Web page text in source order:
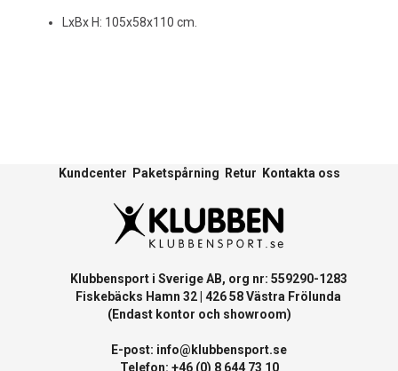
LxBx H: 105x58x110 cm.
Kundcenter Paketspårning Retur Kontakta oss
Klubbensport i Sverige AB, org nr: 559290-1283
Fiskebäcks Hamn 32 | 426 58 Västra Frölunda
(Endast kontor och showroom)
E-post: info@klubbensport.se
Telefon: +46 (0) 8 644 73 10